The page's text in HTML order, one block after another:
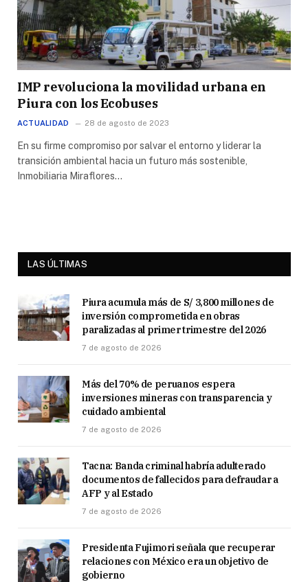
IMP revoluciona la movilidad urbana en
Piura con los Ecobuses
ACTUALIDAD 28 de agosto de 2023
En su firme compromiso por salvar el entorno y liderar la
transición ambiental hacia un futuro más sostenible,
Inmobiliaria Miraflores…
LAS ÚLTIMAS
Piura acumula más de S/ 3,800 millones de
inversión comprometida en obras
paralizadas al primer trimestre del 2026
7 de agosto de 2026
Más del 70% de peruanos espera
inversiones mineras con transparencia y
cuidado ambiental
7 de agosto de 2026
Tacna: Banda criminal habría adulterado
documentos de fallecidos para defraudar a
AFP y al Estado
7 de agosto de 2026
Presidenta Fujimori señala que recuperar
relaciones con México era un objetivo de
gobierno